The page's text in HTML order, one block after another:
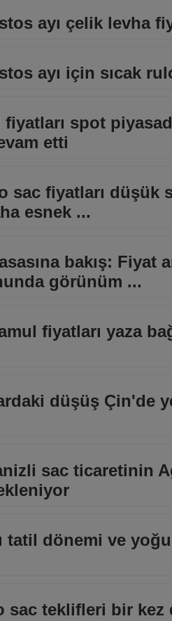
ayı çelik levha
ayı için sıcak
spot
etti
sac fiyatları düşük
esnek ...
bakış: Fiyat
görünüm ...
fiyatları yaza
düşüş Çin'de
sac ticaretinin
tatil dönemi ve
teklifleri bir kez